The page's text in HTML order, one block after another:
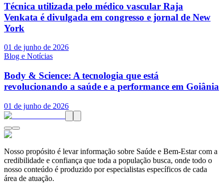
Técnica utilizada pelo médico vascular Raja
Venkata é divulgada em congresso e jornal de New
York
01 de junho de 2026
Blog e Notícias
Body & Science: A tecnologia que está
revolucionando a saúde e a performance em Goiânia
01 de junho de 2026
Nosso propósito é levar informação sobre Saúde e Bem-Estar com a
credibilidade e confiança que toda a população busca, onde todo o
nosso conteúdo é produzido por especialistas específicos de cada
área de atuação.